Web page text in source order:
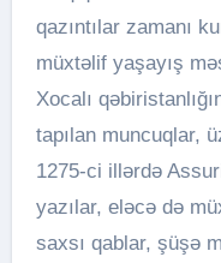
qazıntılar zamanı
müxtəlif yaşayış
Xocalı
tapılan muncuqlar,
1275-ci illərdə
yazılar, eləcə də
saxsı qablar, şüşə